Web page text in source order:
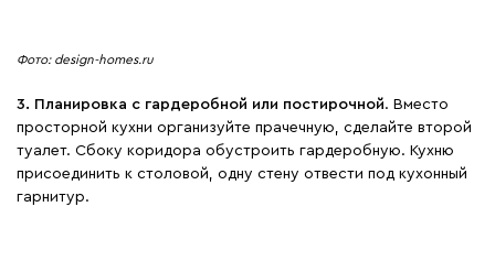
Фото: design-homes.ru
3. Планировка с гардеробной или постирочной. Вместо
просторной кухни организуйте прачечную, сделайте второй
туалет. Сбоку коридора обустроить гардеробную. Кухню
присоединить к столовой, одну стену отвести под кухонный
гарнитур.